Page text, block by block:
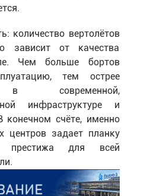
количество вертолётов
зависит от качества
Чем больше бортов
тем острее
в современной,
инфраструктуре и
конечном счёте, именно
центров задает планку
престижа для всей